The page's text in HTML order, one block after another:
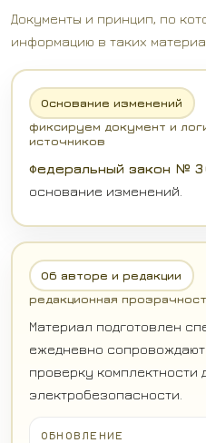
Документы и принцип, по
информацию в таких
Основание изменений
фиксируем документ и
источников
Федеральный закон №
основание изменений.
Об авторе и редакции
редакционная
Материал подготовлен
ежедневно
проверку комплектности
электробезопасности.
ОБНОВЛЕНИЕ